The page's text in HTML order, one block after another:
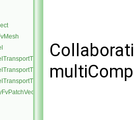
rhoReactionThermo >
rhoThermo >